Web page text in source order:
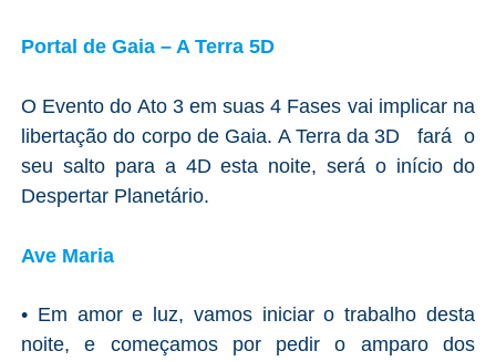
Portal de Gaia – A Terra 5D
O Evento do Ato 3 em suas 4 Fases vai implicar na
libertação do corpo de Gaia. A Terra da 3D fará o
seu salto para a 4D esta noite, será o início do
Despertar Planetário.
Ave Maria
• Em amor e luz, vamos iniciar o trabalho desta
noite, e começamos por pedir o amparo dos